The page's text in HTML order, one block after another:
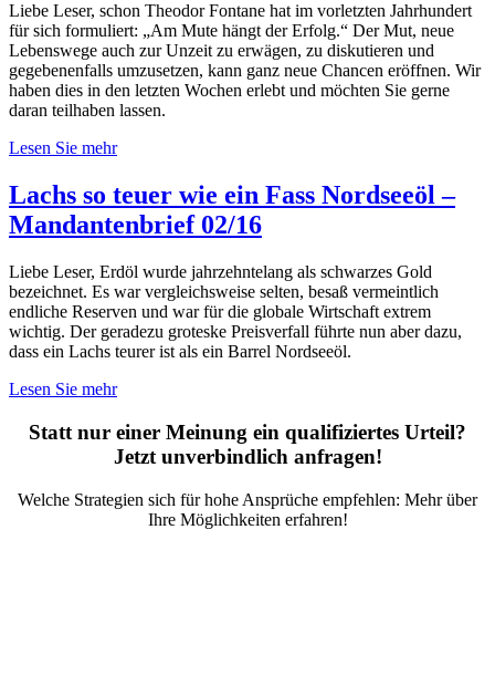
Liebe Leser, schon Theodor Fontane hat im vorletzten Jahrhundert
für sich formuliert: „Am Mute hängt der Erfolg.“ Der Mut, neue
Lebenswege auch zur Unzeit zu erwägen, zu diskutieren und
gegebenenfalls umzusetzen, kann ganz neue Chancen eröffnen. Wir
haben dies in den letzten Wochen erlebt und möchten Sie gerne
daran teilhaben lassen.
Lesen Sie mehr
Lachs so teuer wie ein Fass Nordseeöl –
Mandantenbrief 02/16
Liebe Leser, Erdöl wurde jahrzehntelang als schwarzes Gold
bezeichnet. Es war vergleichsweise selten, besaß vermeintlich
endliche Reserven und war für die globale Wirtschaft extrem
wichtig. Der geradezu groteske Preisverfall führte nun aber dazu,
dass ein Lachs teurer ist als ein Barrel Nordseeöl.
Lesen Sie mehr
Statt nur einer Meinung ein qualifiziertes Urteil?
Jetzt unverbindlich anfragen!
Welche Strategien sich für hohe Ansprüche empfehlen: Mehr über
Ihre Möglichkeiten erfahren!